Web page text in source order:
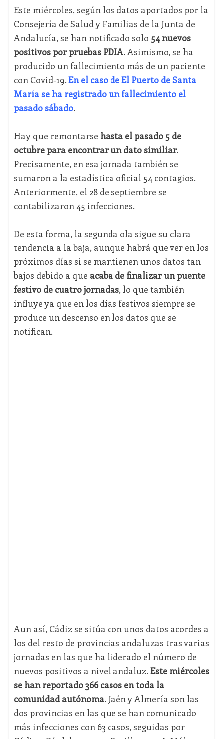
Este miércoles, según los datos aportados por la
Consejería de Salud y Familias de la Junta de
Andalucía, se han notificado solo 54 nuevos
positivos por pruebas PDIA.Asimismo, se ha
producido un fallecimiento más de un paciente
con Covid-19.En el caso de El Puerto de Santa
María se ha registrado un fallecimiento el
pasado sábado.
Hay que remontarse hasta el pasado 5 de
octubre para encontrar un dato similiar.
Precisamente, en esa jornada también se
sumaron a la estadística oficial 54 contagios.
Anteriormente, el 28 de septiembre se
contabilizaron 45 infecciones.
De esta forma, la segunda ola sigue su clara
tendencia a la baja, aunque habrá que ver en los
próximos días si se mantienen unos datos tan
bajos debido a que acaba de finalizar un puente
festivo de cuatro jornadas, lo que también
influye ya que en los días festivos siempre se
produce un descenso en los datos que se
notifican.
Aun así, Cádiz se sitúa con unos datos acordes a
los del resto de provincias andaluzas tras varias
jornadas en las que ha liderado el número de
nuevos positivos a nivel andaluz. Este miércoles
se han reportado 366 casos en toda la
comunidad autónoma.Jaén y Almería son las
dos provincias en las que se han comunicado
más infecciones con 63 casos, seguidas por